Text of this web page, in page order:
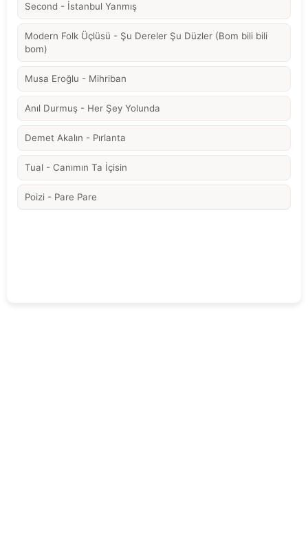
Second - İstanbul Yanmış
Modern Folk Üçlüsü - Şu Dereler Şu Düzler (Bom bili bili
bom)
Musa Eroğlu - Mihriban
Anıl Durmuş - Her Şey Yolunda
Demet Akalın - Pırlanta
Tual - Canımın Ta İçisin
Poizi - Pare Pare